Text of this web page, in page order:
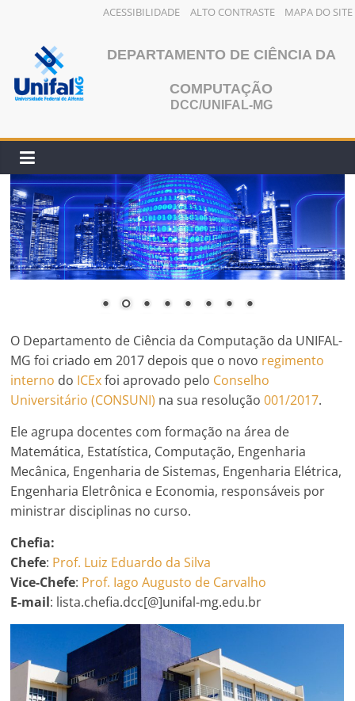
ACESSIBILIDADE ALTO CONTRASTE MAPA DO SITE
conteúdo
DEPARTAMENTO DE CIÊNCIA DA
COMPUTAÇÃO
DCC/UNIFAL-MG
O Departamento de Ciência da Computação da UNIFAL-
MG foi criado em 2017 depois que o novo regimento
interno do ICExfoi aprovado pelo Conselho
Universitário (CONSUNI) na sua resolução001/2017.
Ele agrupa docentes com formação na área de
Matemática, Estatística, Computação, Engenharia
Mecânica, Engenharia de Sistemas, Engenharia Elétrica,
Engenharia Eletrônica e Economia, responsáveis por
ministrar disciplinas no curso.
Chefia:
Chefe: Prof. Luiz Eduardo da Silva
Vice-Chefe: Prof. Iago Augusto de Carvalho
E-mail: lista.chefia.dcc[@]unifal-mg.edu.br